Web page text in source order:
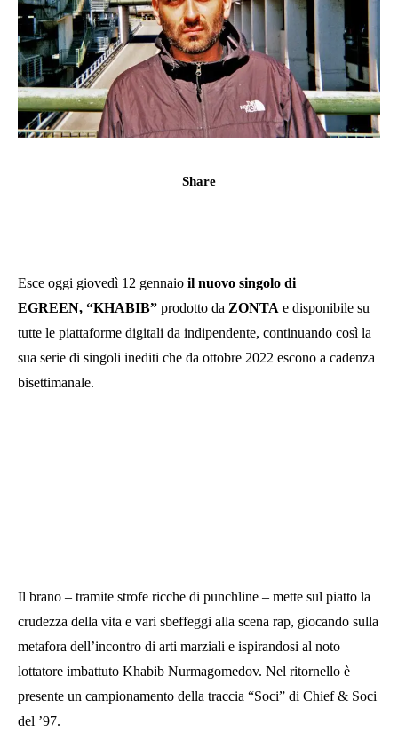
Share
Esce oggi giovedì 12 gennaio il nuovo singolo di
EGREEN, “KHABIB” prodotto da ZONTA e disponibile su
tutte le piattaforme digitali da indipendente, continuando così la
sua serie di singoli inediti che da ottobre 2022 escono a cadenza
bisettimanale.
Il brano – tramite strofe ricche di punchline – mette sul piatto la
crudezza della vita e vari sbeffeggi alla scena rap, giocando sulla
metafora dell’incontro di arti marziali e ispirandosi al noto
lottatore imbattuto Khabib Nurmagomedov. Nel ritornello è
presente un campionamento della traccia “Soci” di Chief & Soci
del ’97.